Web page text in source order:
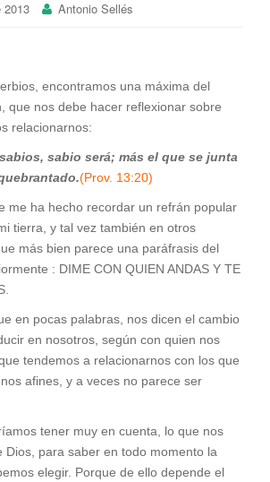
2013 Antonio Sellés
encontramos una máxima del
que nos debe hacer reflexionar sobre
relacionarnos:
sabio será; más el que se junta
(Prov. 13:20)
me ha hecho recordar un refrán popular
tierra, y tal vez también en otros
más bien parece una paráfrasis del
: DIME CON QUIEN ANDAS Y TE
en pocas palabras, nos dicen el cambio
en nosotros, según con quien nos
tendemos a relacionarnos con los que
afines, y a veces no parece ser
tener muy en cuenta, lo que nos
Dios, para saber en todo momento la
elegir. Porque de ello depende el